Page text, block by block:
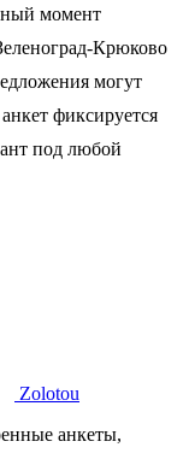
момент
Крюково
могут
фиксируется
под любой
Zolotou
анкеты,